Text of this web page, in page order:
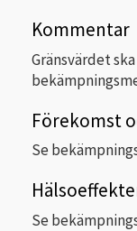
Kommentar
Gränsvärdet
Förekomst
Se
Se